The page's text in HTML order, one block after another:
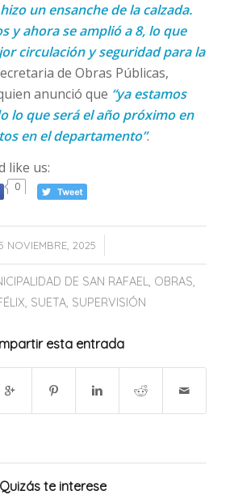
un ensanche de la calzada.
y ahora se amplió a 8, lo que
circulación y seguridad para la
de Obras Públicas,
anunció que “ya estamos
lo que será el año próximo en
en el departamento”.
like us:
0
NOVIEMBRE, 2025
/
DE SAN RAFAEL, OBRAS,
, SUETA, SUPERVISIÓN
esta entrada
Quizás te interese